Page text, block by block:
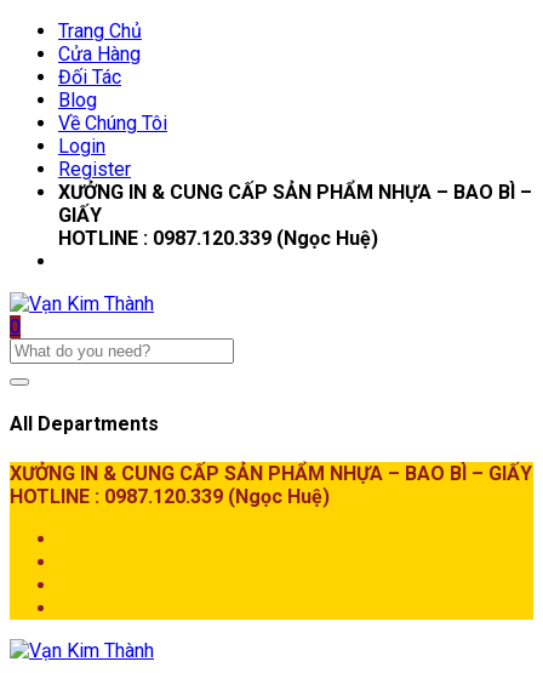
Trang Chủ
Cửa Hàng
Đối Tác
Blog
Về Chúng Tôi
Login
Register
XƯỞNG IN & CUNG CẤP SẢN PHẨM NHỰA – BAO BÌ –
GIẤY
HOTLINE : 0987.120.339 (Ngọc Huệ)
0
All Departments
XƯỞNG IN & CUNG CẤP SẢN PHẨM NHỰA – BAO BÌ – GIẤY
HOTLINE : 0987.120.339 (Ngọc Huệ)